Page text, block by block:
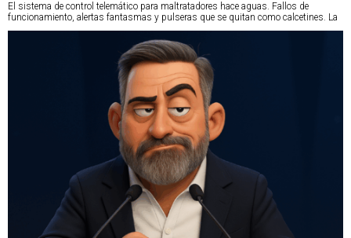
El sistema de control telemático para maltratadores hace aguas. Fallos de
funcionamiento, alertas fantasmas y pulseras que se quitan como calcetines. La